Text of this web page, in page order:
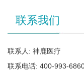
联系我们
联系人: 神鹿医疗
联系电话: 400-993-